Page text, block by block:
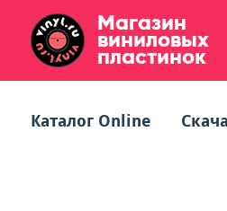
Магазин
виниловых
пластинок
Каталог Online